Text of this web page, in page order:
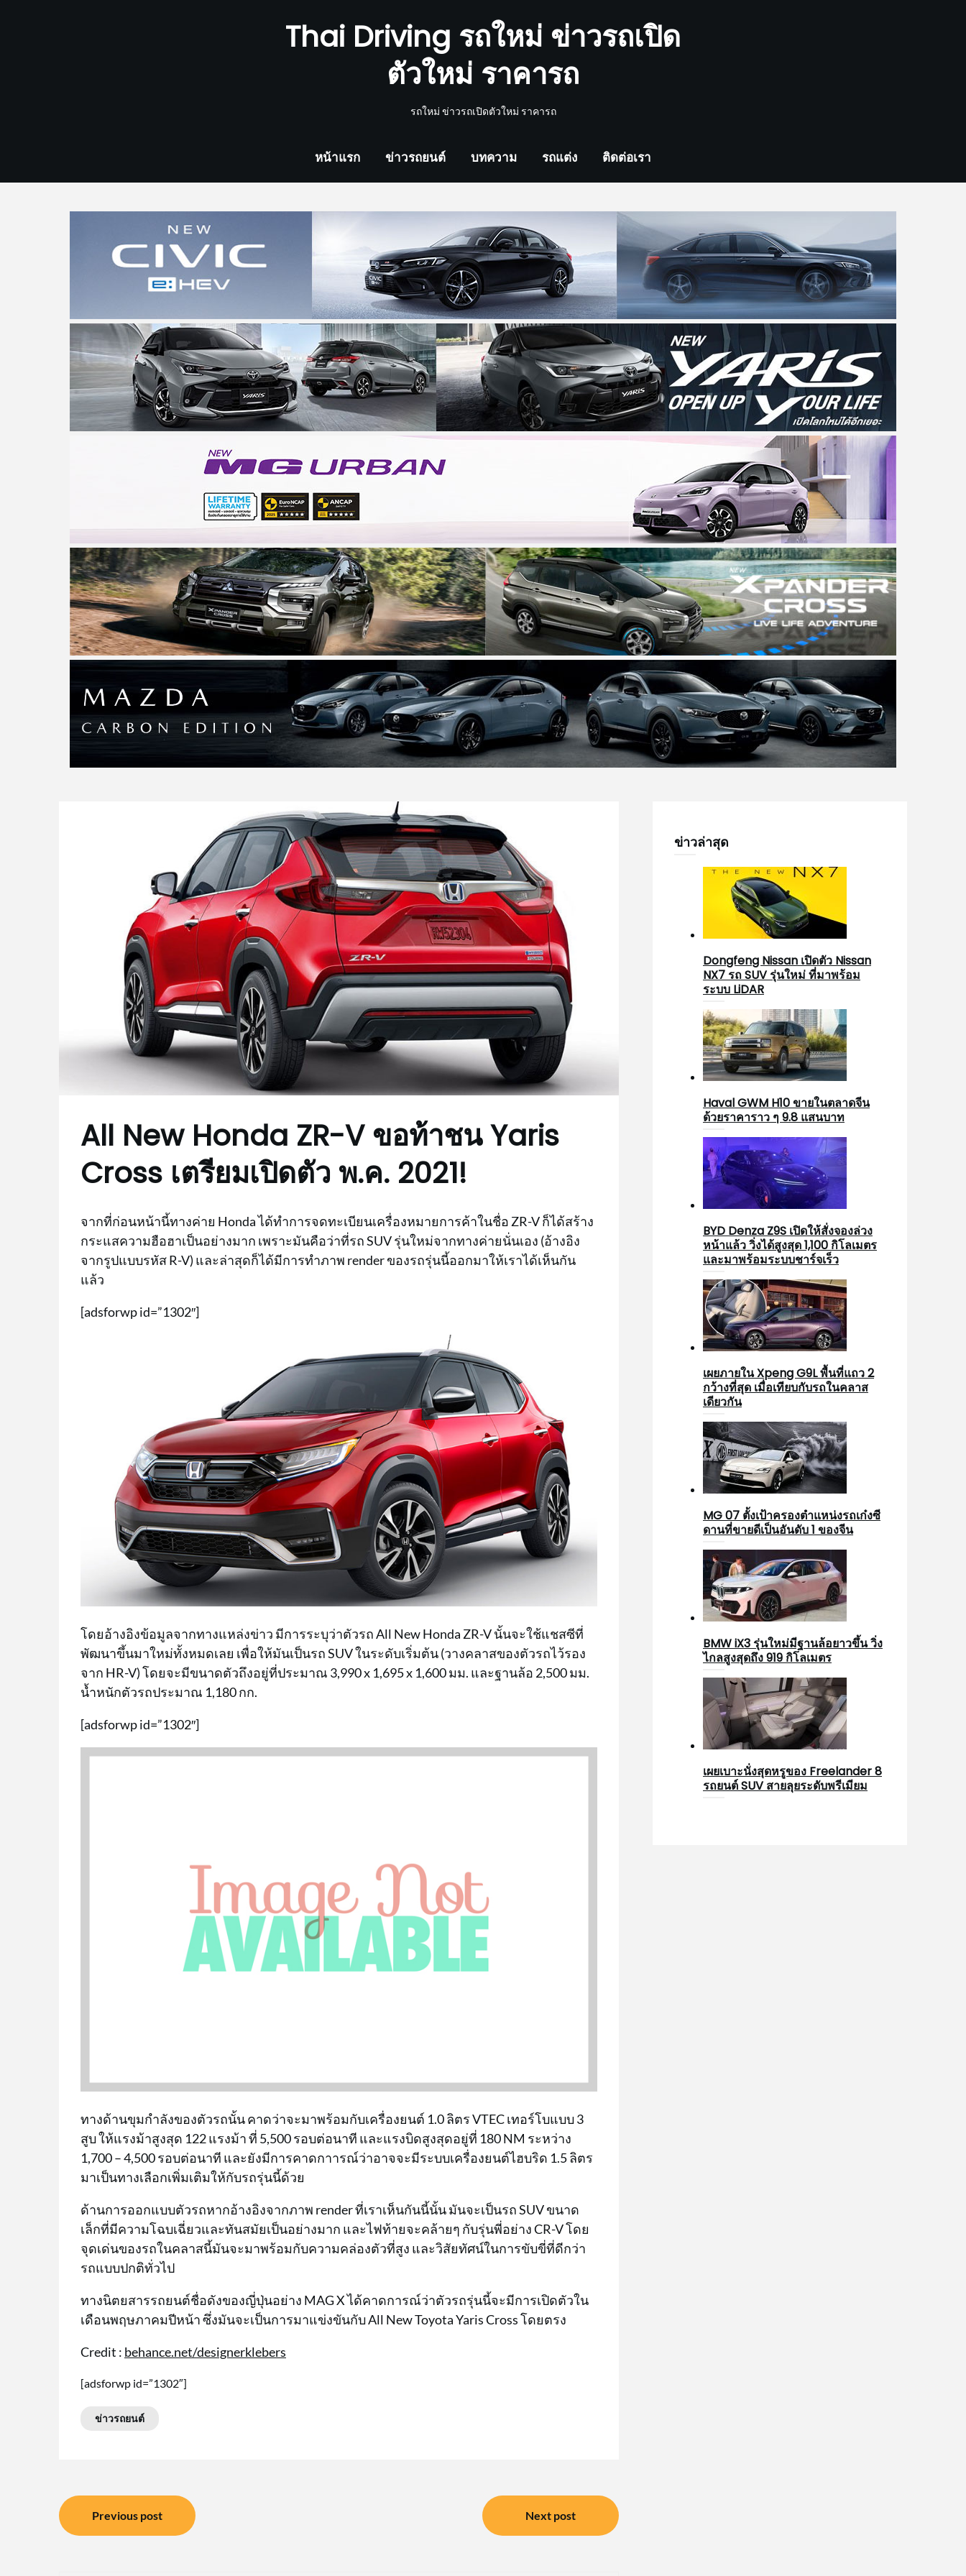
Thai Driving รถใหม่ ข่าวรถเปิด
ตัวใหม่ ราคารถ
รถใหม่ ข่าวรถเปิดตัวใหม่ ราคารถ
หน้าแรก ข่าวรถยนต์ บทความ รถแต่ง ติดต่อเรา
All New Honda ZR-V ขอท้าชน Yaris
Cross เตรียมเปิดตัว พ.ค. 2021!
จากที่ก่อนหน้านี้ทางค่าย Honda ได้ทำการจดทะเบียนเครื่องหมายการค้าในชื่อ ZR-V ก็ได้สร้าง
กระแสความฮือฮาเป็นอย่างมาก เพราะมันคือว่าที่รถ SUV รุ่นใหม่จากทางค่ายนั่นเอง (อ้างอิง
จากรูปแบบรหัส R-V) และล่าสุดก็ได้มีการทำภาพ render ของรถรุ่นนี้ออกมาให้เราได้เห็นกัน
แล้ว
[adsforwp id=”1302″]
โดยอ้างอิงข้อมูลจากทางแหล่งข่าว มีการระบุว่าตัวรถ All New Honda ZR-V นั้นจะใช้แชสซีที่
พัฒนาขึ้นมาใหม่ทั้งหมดเลย เพื่อให้มันเป็นรถ SUV ในระดับเริ่มต้น (วางคลาสของตัวรถไว้รอง
จาก HR-V) โดยจะมีขนาดตัวถึงอยู่ที่ประมาณ 3,990 x 1,695 x 1,600 มม. และฐานล้อ 2,500 มม.
น้ำหนักตัวรถประมาณ 1,180 กก.
[adsforwp id=”1302″]
ทางด้านขุมกำลังของตัวรถนั้น คาดว่าจะมาพร้อมกับเครื่องยนต์ 1.0 ลิตร VTEC เทอร์โบแบบ 3
สูบ ให้แรงม้าสูงสุด 122 แรงม้า ที่ 5,500 รอบต่อนาที และแรงบิดสูงสุดอยู่ที่ 180 NM ระหว่าง
1,700 – 4,500 รอบต่อนาที และยังมีการคาดกาารณ์ว่าอาจจะมีระบบเครื่องยนต์ไฮบริด 1.5 ลิตร
มาเป็นทางเลือกเพิ่มเติมให้กับรถรุ่นนี้ด้วย
ด้านการออกแบบตัวรถหากอ้างอิงจากภาพ render ที่เราเห็นกันนี้นั้น มันจะเป็นรถ SUV ขนาด
เล็กที่มีความโฉบเฉี่ยวและทันสมัยเป็นอย่างมาก และไฟท้ายจะคล้ายๆ กับรุ่นพี่อย่าง CR-V โดย
จุดเด่นของรถในคลาสนี้มันจะมาพร้อมกับความคล่องตัวที่สูง และวิสัยทัศน์ในการขับขี่ที่ดีกว่า
รถแบบปกติทั่วไป
ทางนิตยสารรถยนต์ชื่อดังของญี่ปุ่นอย่าง MAG X ได้คาดการณ์ว่าตัวรถรุ่นนี้จะมีการเปิดตัวใน
เดือนพฤษภาคมปีหน้า ซึ่งมันจะเป็นการมาแข่งขันกับ All New Toyota Yaris Cross โดยตรง
Credit : behance.net/designerklebers
[adsforwp id=”1302″]
ข่าวรถยนต์
แนะแนว
เรื่อง
Previous post Next post
ข่าวล่าสุด
Dongfeng Nissan เปิดตัว Nissan
NX7 รถ SUV รุ่นใหม่ ที่มาพร้อม
ระบบ LiDAR
Haval GWM H10 ขายในตลาดจีน
ด้วยราคาราว ๆ 9.8 แสนบาท
BYD Denza Z9S เปิดให้สั่งจองล่วง
หน้าแล้ว วิ่งได้สูงสุด 1,100 กิโลเมตร
และมาพร้อมระบบชาร์จเร็ว
เผยภายใน Xpeng G9L พื้นที่แถว 2
กว้างที่สุด เมื่อเทียบกับรถในคลาส
เดียวกัน
MG 07 ตั้งเป้าครองตำแหน่งรถเก๋งซี
ดานที่ขายดีเป็นอันดับ 1 ของจีน
BMW iX3 รุ่นใหม่มีฐานล้อยาวขึ้น วิ่ง
ไกลสูงสุดถึง 919 กิโลเมตร
เผยเบาะนั่งสุดหรูของ Freelander 8
รถยนต์ SUV สายลุยระดับพรีเมียม